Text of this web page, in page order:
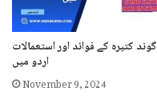
گوند کتیرہ کے فوائد اور استعمالات
اردو میں
November 9, 2024